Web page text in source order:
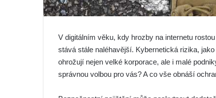
V digitálním věku, kdy hrozby na internetu
stává stále naléhavější. Kybernetická rizika,
ohrožují nejen velké korporace, ale i malé
správnou volbou pro vás? A co vše obnáší